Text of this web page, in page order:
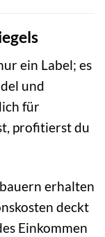
ein Label; es
und
für
profitierst du
erhalten
deckt
Einkommen